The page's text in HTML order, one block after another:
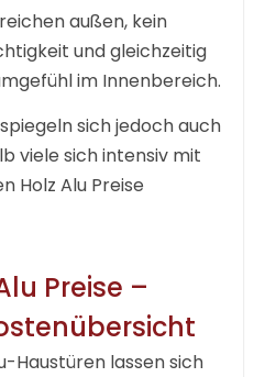
außen, kein
und gleichzeitig
im Innenbereich.
sich jedoch auch
viele sich intensiv mit
Holz Alu Preise
Preise –
Haustüren lassen sich